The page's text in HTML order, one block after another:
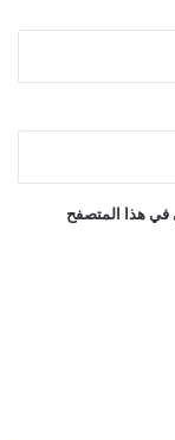
في هذا المتصفح